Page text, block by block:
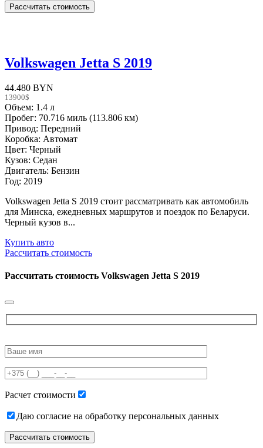
Volkswagen Jetta S 2019
44.480 BYN
13900$
Объем: 1.4 л
Пробег: 70.716 миль (113.806 км)
Привод: Передний
Коробка: Автомат
Цвет: Черный
Кузов: Седан
Двигатель: Бензин
Год: 2019
Volkswagen Jetta S 2019 стоит рассматривать как автомобиль
для Минска, ежедневных маршрутов и поездок по Беларуси.
Черный кузов в...
Купить авто
Рассчитать стоимость
Рассчитать стоимость Volkswagen Jetta S 2019
leave
field
empty.
Расчет стоимости
Даю согласие на обработку персональных данных